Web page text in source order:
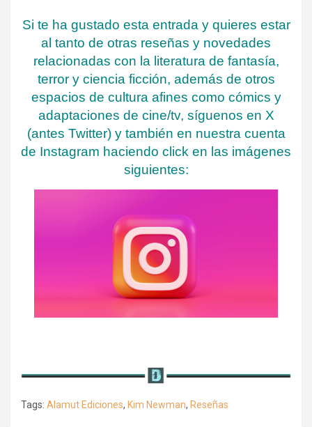
Si te ha gustado esta entrada y quieres estar
al tanto de otras reseñas y novedades
relacionadas con la literatura de fantasía,
terror y ciencia ficción, además de otros
espacios de cultura afines como cómics y
adaptaciones de cine/tv, síguenos en X
(antes Twitter) y también en nuestra cuenta
de Instagram haciendo click en las imágenes
siguientes:
Tags: Alamut Ediciones, Kim Newman, Reseñas